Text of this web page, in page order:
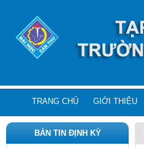
TRANG CHỦ GIỚI THIỆU
BẢN TIN ĐỊNH KỲ